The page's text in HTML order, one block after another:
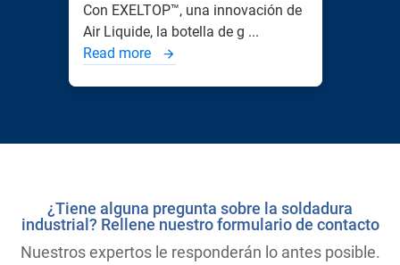
Con EXELTOP™, una innovación de
Air Liquide, la botella de g ...
Read more
¿Tiene alguna pregunta sobre la soldadura
industrial? Rellene nuestro formulario de contacto
Nuestros expertos le responderán lo antes posible.